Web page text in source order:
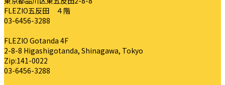
FLEZIO五反田 ４階
03-6456-3288
FLEZIO Gotanda 4F
2-8-8 Higashigotanda, Shinagawa, Tokyo
Zip:141-0022
03-6456-3288